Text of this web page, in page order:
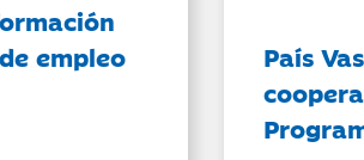
empleo
País